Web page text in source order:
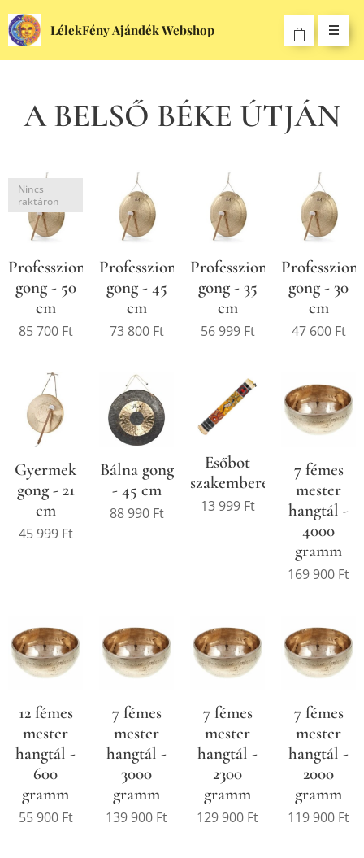
LélekFény Ajándék Webshop
A BELSŐ BÉKE ÚTJÁN
Professzionális
gong - 50
cm
Nincs
raktáron
85 700Ft
Professzionális
gong - 45
cm
73 800Ft
Professzionális
gong - 35
cm
56 999Ft
gong - 30
cm
47 600Ft
Gyermek
gong - 21
cm
45 999Ft
Bálna gong
- 45 cm
88 990Ft
Esőbot
szakembereknek
13 999Ft
7 fémes
mester
hangtál -
4000
gramm
169 900 Ft
12 fémes
mester
hangtál -
600
gramm
55 900Ft
7 fémes
mester
hangtál -
3000
gramm
139 900 Ft
7 fémes
mester
hangtál -
2300
gramm
129 900 Ft
7 fémes
mester
hangtál -
2000
gramm
119 900 Ft